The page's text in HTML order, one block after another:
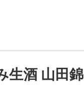
生酒 山田錦